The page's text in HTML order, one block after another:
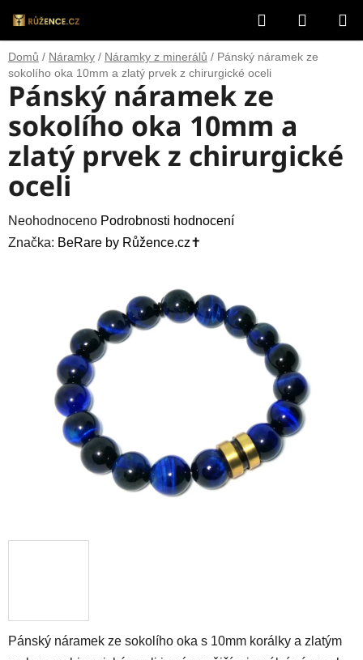
na
obsah
Hledat
KOŠÍK
Domů / Náramky / Náramky z minerálů / Pánský náramek ze
sokolího oka 10mm a zlatý prvek z chirurgické oceli
Pánský náramek ze sokolího oka s 10mm korálky a zlatým
Pánský náramek ze
sokolího oka 10mm a
zlatý prvek z chirurgické
oceli
Průměrné
hodnocení
hvězdiček.
Neohodnoceno Podrobnosti hodnocení
Značka: BeRare by Růžence.cz✝️